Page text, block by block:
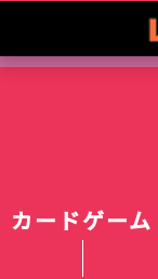
カードゲーム